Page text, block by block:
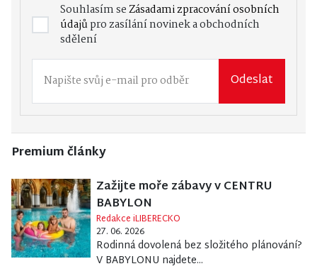
Souhlasím seZásadami zpracování osobních
údajůpro zasílání novinek a obchodních
sdělení
Odeslat
Premium články
Zažijte moře zábavy v CENTRU
BABYLON
Redakce iLIBERECKO
27. 06. 2026
Rodinná dovolená bez složitého plánování?
V BABYLONU najdete...